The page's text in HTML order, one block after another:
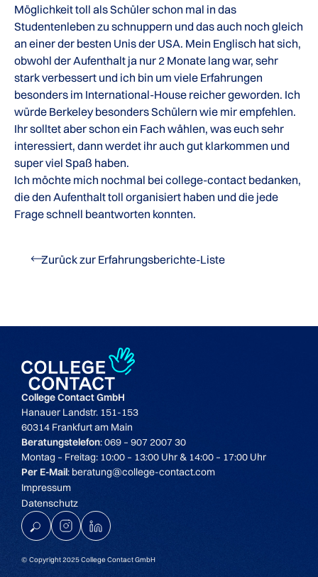
Möglichkeit toll als Schüler schon mal in das
Studentenleben zu schnuppern und das auch noch gleich
an einer der besten Unis der USA. Mein Englisch hat sich,
obwohl der Aufenthalt ja nur 2 Monate lang war, sehr
stark verbessert und ich bin um viele Erfahrungen
besonders im International-House reicher geworden. Ich
würde Berkeley besonders Schülern wie mir empfehlen.
Ihr solltet aber schon ein Fach wählen, was euch sehr
interessiert, dann werdet ihr auch gut klarkommen und
super viel Spaß haben.
Ich möchte mich nochmal bei college-contact bedanken,
die den Aufenthalt toll organisiert haben und die jede
Frage schnell beantworten konnten.
Zurück zur Erfahrungsberichte-Liste
College Contact GmbH
Hanauer Landstr. 151-153
60314 Frankfurt am Main
Beratungstelefon: 069 – 907 2007 30
Montag – Freitag: 10:00 – 13:00 Uhr & 14:00 – 17:00 Uhr
Per E-Mail: beratung@college-contact.com
Impressum
Datenschutz
© Copyright 2025 College Contact GmbH